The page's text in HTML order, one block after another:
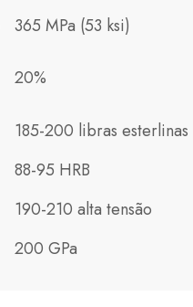
365 MPa (53 ksi)
20%
185-200 libras esterlinas
88-95 HRB
190-210 alta tensão
200 GPa